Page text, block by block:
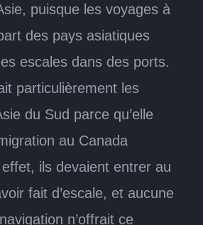
puisque les voyages à
des pays asiatiques
escales dans des ports.
particulièrement les
du Sud parce qu’elle
au Canada
ils devaient entrer au
fait d’escale, et aucune
n’offrait ce